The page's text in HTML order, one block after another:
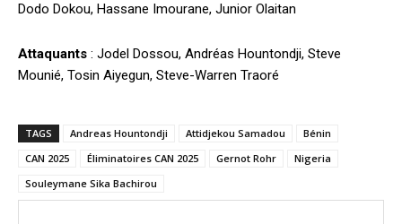
Dodo Dokou, Hassane Imourane, Junior Olaitan
Attaquants : Jodel Dossou, Andréas Hountondji, Steve
Mounié, Tosin Aiyegun, Steve-Warren Traoré
TAGS Andreas Hountondji Attidjekou Samadou
Bénin
CAN 2025
Éliminatoires CAN 2025 Gernot Rohr
Nigeria
Souleymane Sika Bachirou